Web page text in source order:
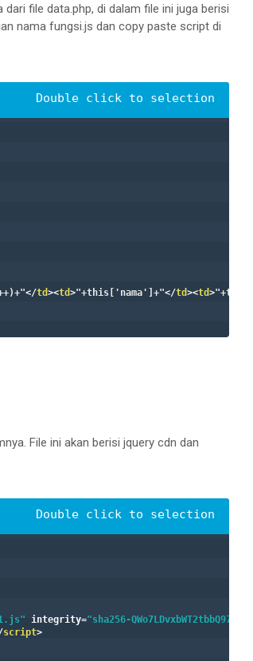
file data.php, di dalam file ini juga berisi
nama fungsi.js dan copy paste script di
</td><td>"+this['nama']+"</td><td>
File ini akan berisi jquery cdn dan
integrity="sha256-
script>